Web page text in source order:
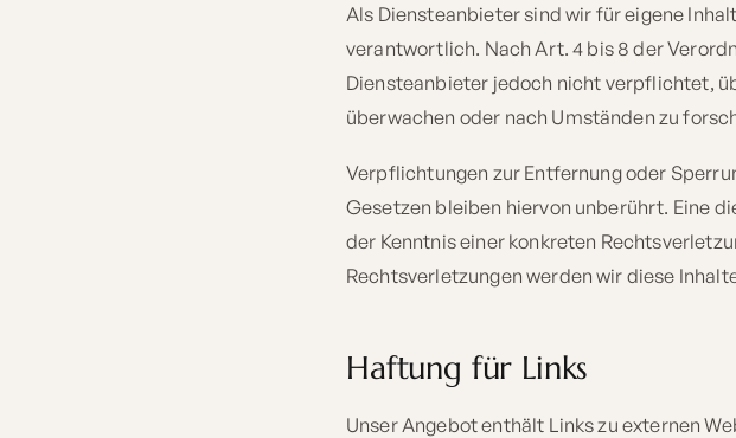
Als Diensteanbieter sind wir für eigene
verantwortlich. Nach Art. 4 bis 8 der
Diensteanbieter jedoch nicht verpflichtet,
überwachen oder nach Umständen zu
Verpflichtungen zur Entfernung oder
Gesetzen bleiben hiervon unberührt. Eine
der Kenntnis einer konkreten
Rechtsverletzungen werden wir diese
Haftung für Links
Unser Angebot enthält Links zu externen